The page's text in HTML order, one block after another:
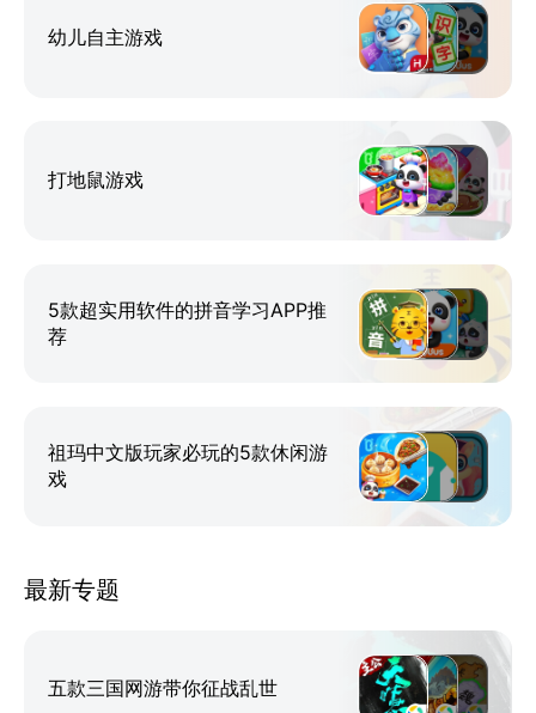
为了找到妈妈，小蝌蚪什么困难都不怕。宝宝快帮小蝌
蚪游回妈妈的身边吧！迷宫探险，考考宝宝的观察力。
青蛙妈妈长什么样呢？还有金鱼、螃蟹、乌龟、熊
猫……聪明的宝宝还记得它们的样子吗？快来用简单的
幼儿自主游戏
打地鼠游戏
5款超实用软件的拼音学习APP推
荐
祖玛中文版玩家必玩的5款休闲游
戏
最新专题
五款三国网游带你征战乱世